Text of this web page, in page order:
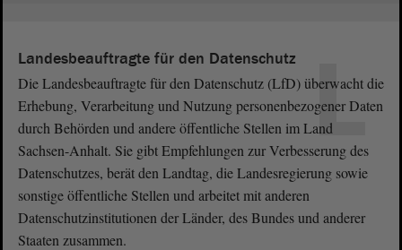
L
Landesbeauftragte für den Datenschutz
Die Landesbeauftragte für den Datenschutz (LfD) überwacht die
Erhebung, Verarbeitung und Nutzung personenbezogener Daten
durch Behörden und andere öffentliche Stellen im Land
Sachsen-Anhalt. Sie gibt Empfehlungen zur Verbesserung des
Datenschutzes, berät den Landtag, die Landesregierung sowie
sonstige öffentliche Stellen und arbeitet mit anderen
Datenschutzinstitutionen der Länder, des Bundes und anderer
Staaten zusammen.